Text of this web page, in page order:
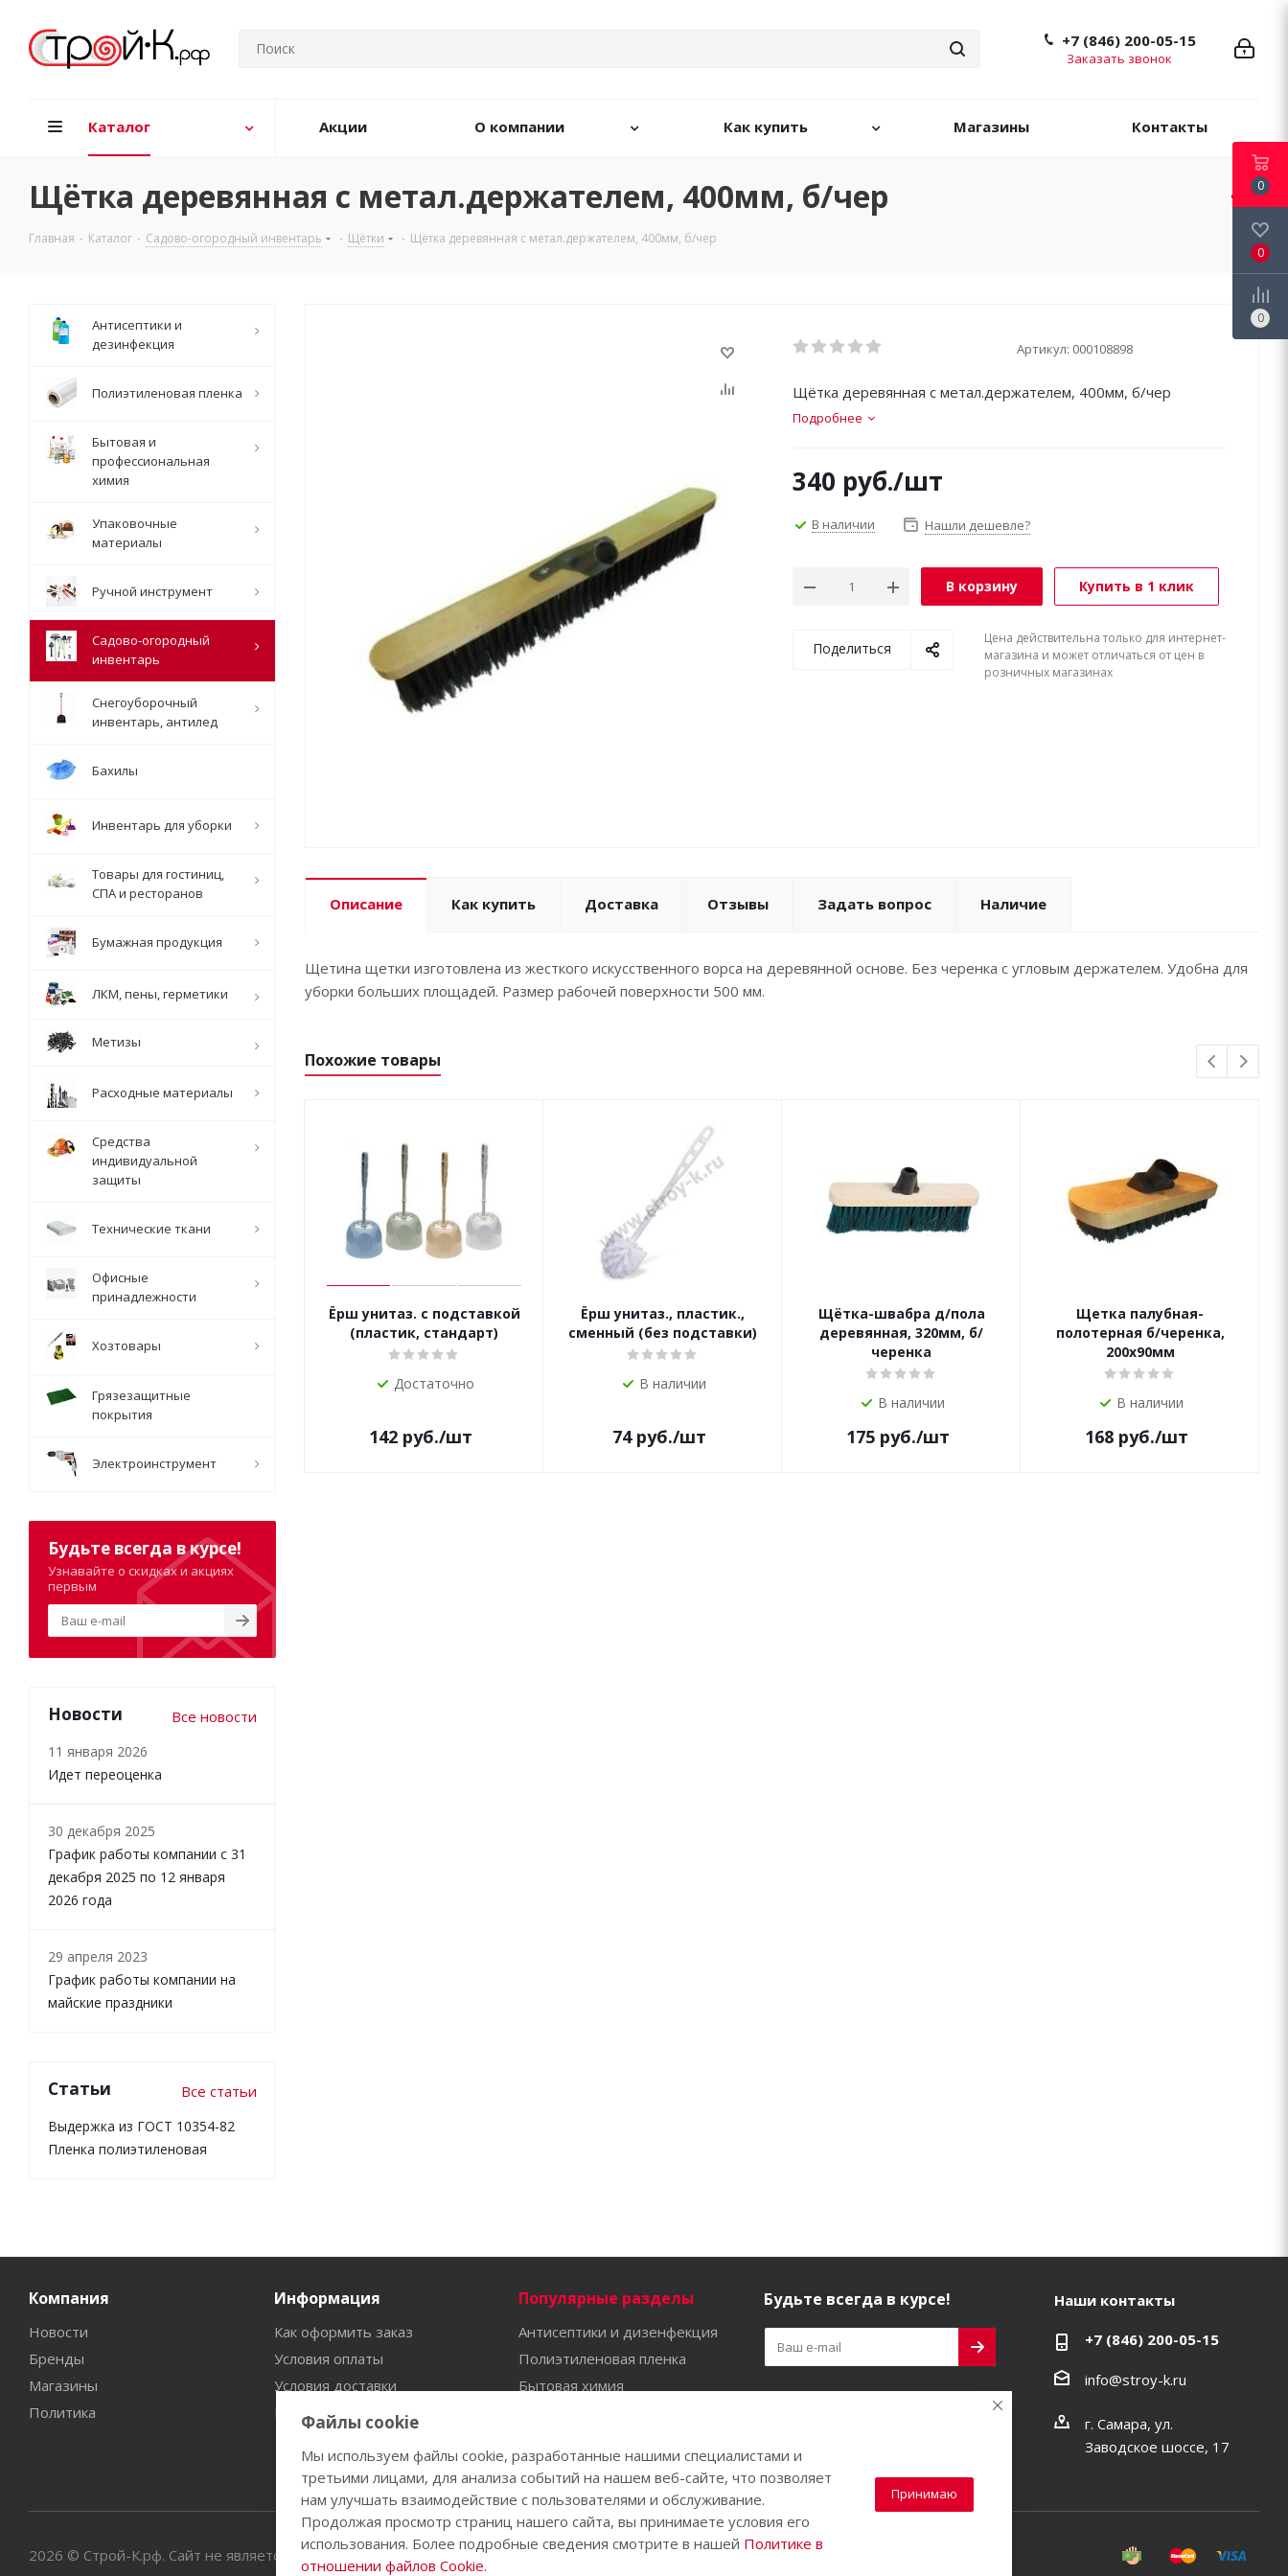
+7 (846) 200-05-15
Заказать звонок
Каталог Акции О компании Как купить Магазины Контакты
Щётка деревянная с метал.держателем, 400мм, б/чер
Главная - Каталог - Садово-огородный инвентарь - Щётки - Щётка деревянная с метал.держателем, 400мм, б/чер
Артикул: 000108898
Щётка деревянная с метал.держателем, 400мм, б/чер
Подробнее
340 руб./шт
В наличии Нашли дешевле?
В корзину Купить в 1 клик
Поделиться
Цена действительна только для интернет-
магазина и может отличаться от цен в
розничных магазинах
Описание Как купить Доставка Отзывы Задать вопрос Наличие
Щетина щетки изготовлена из жесткого искусственного ворса на деревянной основе. Без черенка с угловым держателем. Удобна для
уборки больших площадей. Размер рабочей поверхности 500 мм.
Похожие товары
Ёрш унитаз. с подставкой
(пластик, стандарт)
Достаточно
142 руб./шт
Ёрш унитаз., пластик.,
сменный (без подставки)
В наличии
74руб./шт
Щётка-швабра д/пола
деревянная, 320мм, б/
черенка
В наличии
175 руб./шт
Щетка палубная-
полотерная б/черенка,
200х90мм
В наличии
168 руб./шт
Антисептики и
дезинфекция
Полиэтиленовая пленка
Бытовая и
профессиональная
химия
Упаковочные
материалы
Ручной инструмент
Садово-огородный
инвентарь
Снегоуборочный
инвентарь, антилед
Бахилы
Инвентарь для уборки
Товары для гостиниц,
СПА и ресторанов
Бумажная продукция
ЛКМ, пены, герметики
Метизы
Расходные материалы
Средства
индивидуальной
защиты
Технические ткани
Офисные
принадлежности
Хозтовары
Грязезащитные
покрытия
Электроинструмент
Будьте всегда в курсе!
Узнавайте о скидках и акциях
первым
Новости Все новости
11 января 2026
Идет переоценка
30 декабря 2025
График работы компании с 31
декабря 2025 по 12 января
2026 года
29 апреля 2023
График работы компании на
майские праздники
Статьи Все статьи
Выдержка из ГОСТ 10354-82
Пленка полиэтиленовая
Компания
Новости
Бренды
Магазины
Политика
Информация
Как оформить заказ
Условия оплаты
Условия доставки
Гарантия на товар
Популярные разделы
Антисептики и дизенфекция
Полиэтиленовая пленка
Бытовая химия
Бахилы
Будьте всегда в курсе! Наши контакты
+7 (846) 200-05-15
info@stroy-k.ru
г. Самара, ул.
Заводское шоссе, 17
2026 © Строй-К.рф. Сайт не является публичной офертой.
0
0
0
Файлы cookie
Мы используем файлы cookie, разработанные нашими специалистами и
третьими лицами, для анализа событий на нашем веб-сайте, что позволяет
нам улучшать взаимодействие с пользователями и обслуживание.
Продолжая просмотр страниц нашего сайта, вы принимаете условия его
использования. Более подробные сведения смотрите в нашей Политике в
отношении файлов Cookie.
Принимаю